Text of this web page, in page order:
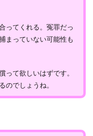
ってくれる。冤罪だっ
まっていない可能性も
って欲しいはずです。
のでしょうね。